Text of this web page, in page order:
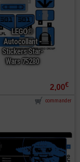
LEGO®
Autocollant -
Stickers Star-
Wars 75280
2,00€
commander